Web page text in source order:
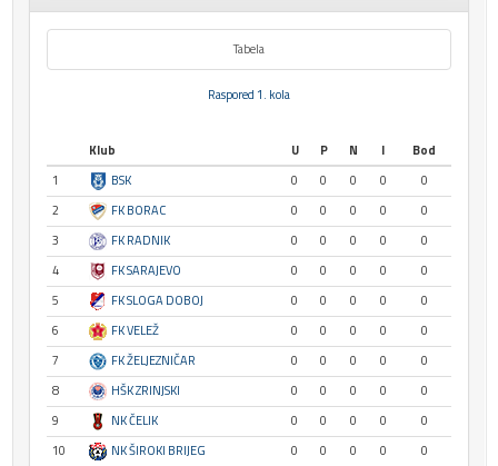
Tabela
Raspored 1. kola
Klub U P N I
Bod
1
BSK 0 0 0 0
0
2
FK BORAC 0 0 0 0
0
3
FK RADNIK 0 0 0 0
0
4
FK SARAJEVO 0 0 0 0
0
5
FK SLOGA DOBOJ 0 0 0 0
0
6
FK VELEŽ 0 0 0 0
0
7
FK ŽELJEZNIČAR 0 0 0 0
0
8
HŠK ZRINJSKI 0 0 0 0
0
9
NK ČELIK 0 0 0 0
0
10
NK ŠIROKI BRIJEG 0 0 0 0 0